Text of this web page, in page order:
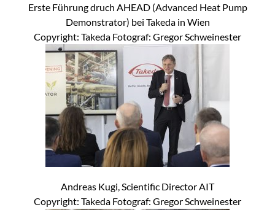
Erste Führung druch AHEAD (Advanced Heat Pump
Demonstrator) bei Takeda in Wien
Copyright: Takeda Fotograf: Gregor Schweinester
Andreas Kugi, Scientific Director AIT
Copyright: Takeda Fotograf: Gregor Schweinester